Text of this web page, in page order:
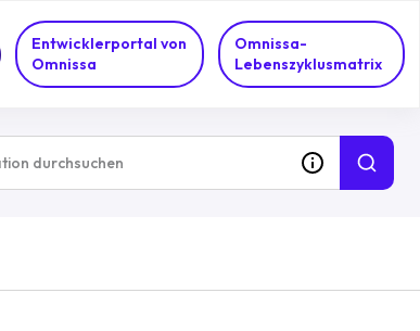
Entwicklerportal von
Omnissa
Omnissa-
Lebenszyklusmatrix